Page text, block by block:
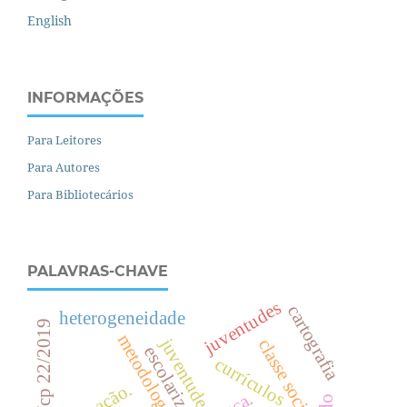
English
INFORMAÇÕES
Para Leitores
Para Autores
Para Bibliotecários
PALAVRAS-CHAVE
currículos
c
l
a
s
s
e
o
c
i
a
l
juventudes
heterogeneidade cartografia
metodologia